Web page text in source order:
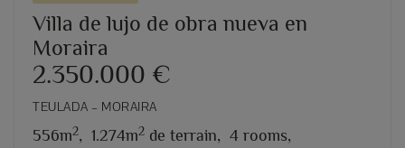
Villa de lujo de obra nueva en
Moraira
2.350.000 €
TEULADA – MORAIRA
556m2, 1.274m2 de terrain, 4 rooms,